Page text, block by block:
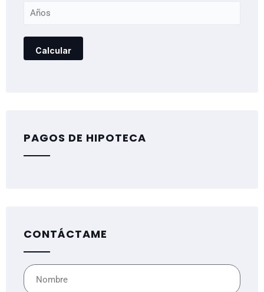
PAGOS DE HIPOTECA
CONTÁCTAME